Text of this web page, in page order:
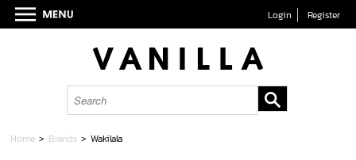
Login Register
Home > Brands >Wakilala